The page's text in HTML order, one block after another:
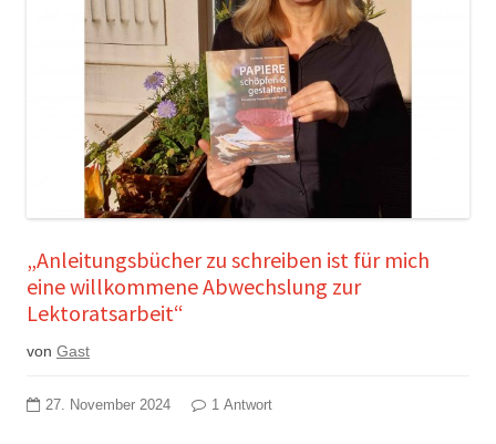
„Anleitungsbücher zu schreiben ist für mich
eine willkommene Abwechslung zur
Lektoratsarbeit“
von Gast
27. November 2024 1 Antwort